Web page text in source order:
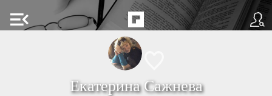
menu_open
Екатерина Сажнева